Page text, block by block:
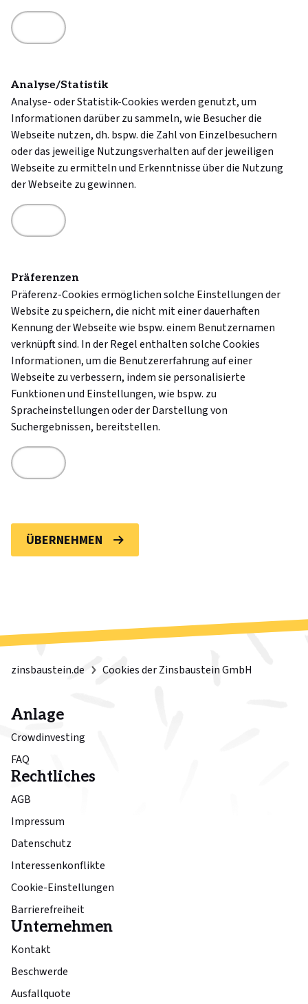
Analyse/Statistik
Analyse- oder Statistik-Cookies werden genutzt, um
Informationen darüber zu sammeln, wie Besucher die
Webseite nutzen, dh. bspw. die Zahl von Einzelbesuchern
oder das jeweilige Nutzungsverhalten auf der jeweiligen
Webseite zu ermitteln und Erkenntnisse über die Nutzung
der Webseite zu gewinnen.
Präferenzen
Präferenz-Cookies ermöglichen solche Einstellungen der
Website zu speichern, die nicht mit einer dauerhaften
Kennung der Webseite wie bspw. einem Benutzernamen
verknüpft sind. In der Regel enthalten solche Cookies
Informationen, um die Benutzererfahrung auf einer
Webseite zu verbessern, indem sie personalisierte
Funktionen und Einstellungen, wie bspw. zu
Spracheinstellungen oder der Darstellung von
Suchergebnissen, bereitstellen.
ÜBERNEHMEN
zinsbaustein.de Cookies der Zinsbaustein GmbH
Anlage
Crowdinvesting
FAQ
Unternehmen
Kontakt
Beschwerde
Ausfallquote
Rechtliches
AGB
Impressum
Datenschutz
Interessenkonflikte
Cookie-Einstellungen
Barrierefreiheit